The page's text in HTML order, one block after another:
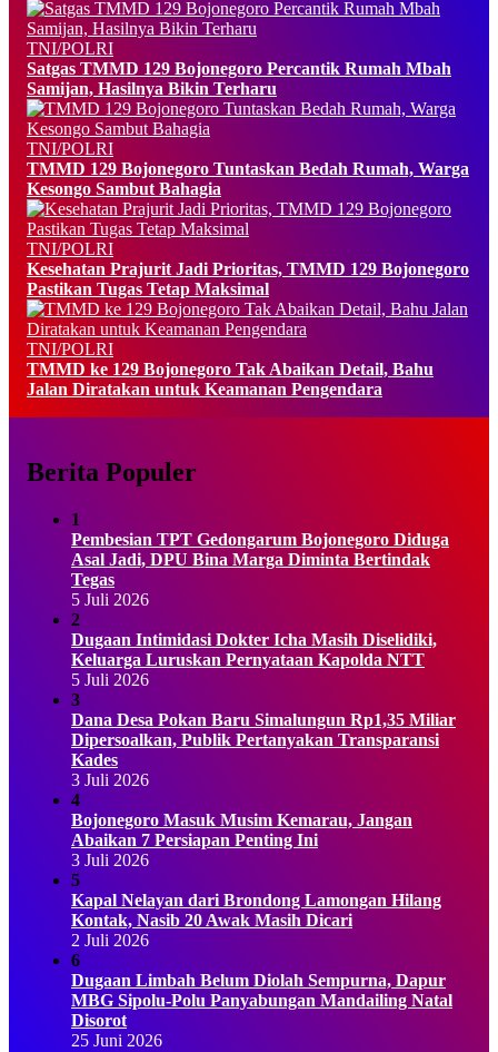
TNI/POLRI
Satgas TMMD 129 Bojonegoro Percantik Rumah Mbah
Samijan, Hasilnya Bikin Terharu
TNI/POLRI
TMMD 129 Bojonegoro Tuntaskan Bedah Rumah, Warga
Kesongo Sambut Bahagia
TNI/POLRI
Kesehatan Prajurit Jadi Prioritas, TMMD 129 Bojonegoro
Pastikan Tugas Tetap Maksimal
TNI/POLRI
TMMD ke 129 Bojonegoro Tak Abaikan Detail, Bahu
Jalan Diratakan untuk Keamanan Pengendara
Berita Populer
1
Pembesian TPT Gedongarum Bojonegoro Diduga
Asal Jadi, DPU Bina Marga Diminta Bertindak
Tegas
5 Juli 2026
2
Dugaan Intimidasi Dokter Icha Masih Diselidiki,
Keluarga Luruskan Pernyataan Kapolda NTT
5 Juli 2026
3
Dana Desa Pokan Baru Simalungun Rp1,35 Miliar
Dipersoalkan, Publik Pertanyakan Transparansi
Kades
3 Juli 2026
4
Bojonegoro Masuk Musim Kemarau, Jangan
Abaikan 7 Persiapan Penting Ini
3 Juli 2026
5
Kapal Nelayan dari Brondong Lamongan Hilang
Kontak, Nasib 20 Awak Masih Dicari
2 Juli 2026
6
Dugaan Limbah Belum Diolah Sempurna, Dapur
MBG Sipolu-Polu Panyabungan Mandailing Natal
Disorot
25 Juni 2026